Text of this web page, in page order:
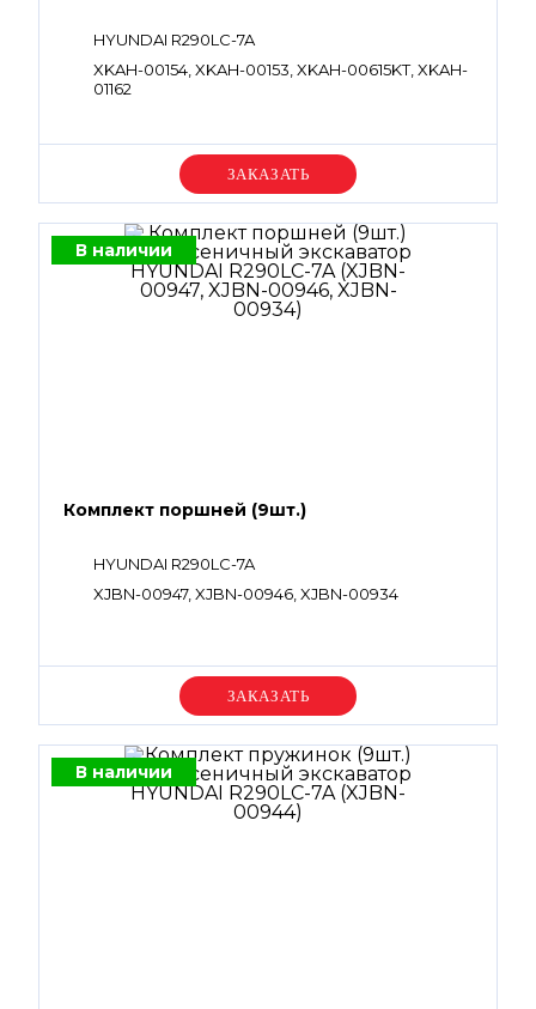
HYUNDAI R290LC-7A
XKAH-00154, XKAH-00153, XKAH-00615KT, XKAH-
01162
Уточняйте цену
В наличии
Комплект поршней (9шт.)
HYUNDAI R290LC-7A
XJBN-00947, XJBN-00946, XJBN-00934
Уточняйте цену
В наличии